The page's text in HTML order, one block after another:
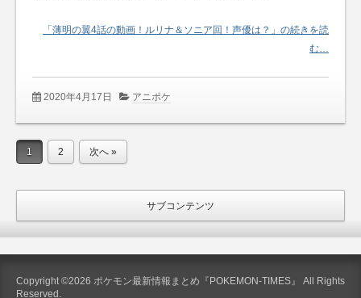
「薄明の翼4話の動画！ルリナ＆ソニア回！声優は？」の続きを読
む…
2020年4月17日 アニポケ
1 2 次へ »
サブコンテンツ
Copyright ©2026 ポケモン最新情報まとめ『POKEMON-TIMES』 All Rights
Reserved.